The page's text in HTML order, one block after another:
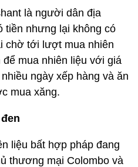
là người dân địa
nhưng lại không có
chờ tới lượt mua nhiên
để mua nhiên liệu với giá
ngày xếp hàng và ăn
mua xăng.
liệu bất hợp pháp đang
thương mại Colombo và